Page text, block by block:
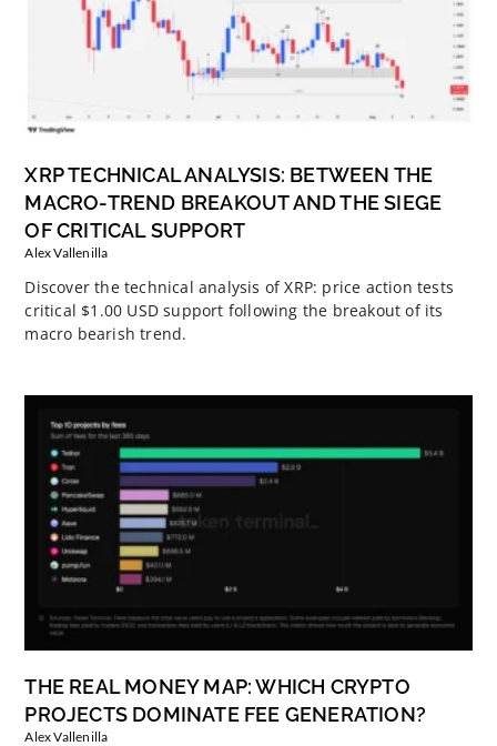
XRP TECHNICAL ANALYSIS: BETWEEN THE
MACRO-TREND BREAKOUT AND THE SIEGE
OF CRITICAL SUPPORT
Alex Vallenilla
Discover the technical analysis of XRP: price action tests
critical $1.00 USD support following the breakout of its
macro bearish trend.
THE REAL MONEY MAP: WHICH CRYPTO
PROJECTS DOMINATE FEE GENERATION?
Alex Vallenilla